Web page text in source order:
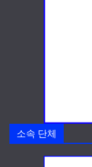
소속 단체